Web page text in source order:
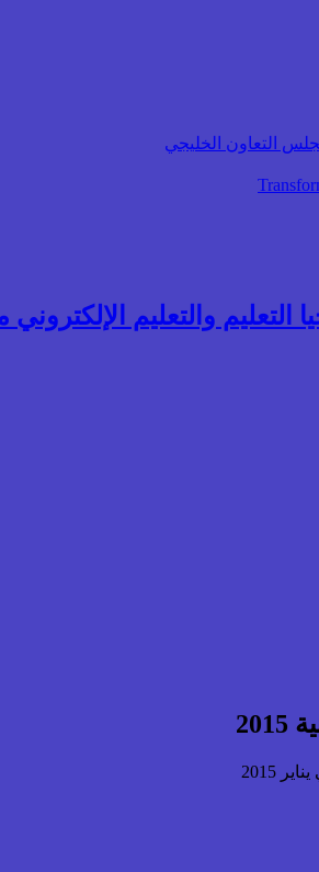
التعاون الخليجي
والتعليم الإلكتروني منذ